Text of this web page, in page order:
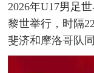
2026年U17男足
黎世举行，时隔
斐济和摩洛哥队